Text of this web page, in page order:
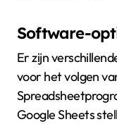
Software-
Er zijn
voor het volgen
Google Sheets